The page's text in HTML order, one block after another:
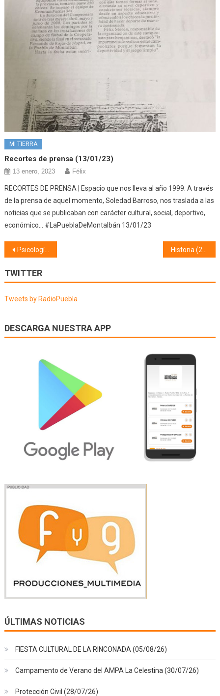
MI TIERRA
Recortes de prensa (13/01/23)
13 enero, 2023 Félix
RECORTES DE PRENSA | Espacio que nos lleva al año 1999. A través
de la prensa de aquel momento, Soledad Barroso, nos traslada a las
noticias que se publicaban con carácter cultural, social, deportivo,
económico… #LaPueblaDeMontalbán 13/01/23
Navegación
de
entradas
Psicología (24/03/22)
TWITTER
Tweets by RadioPuebla
DESCARGA NUESTRA APP
ÚLTIMAS NOTICIAS
FIESTA CULTURAL DE LA RINCONADA (05/08/26)
Campamento de Verano del AMPA La Celestina (30/07/26)
Protección Civil (28/07/26)